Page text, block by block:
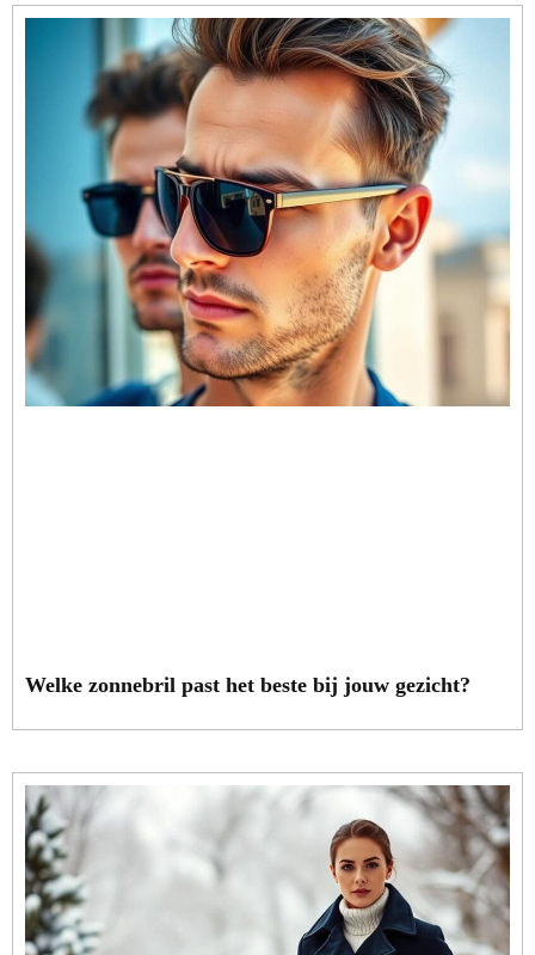
Welke zonnebril past het beste bij jouw gezicht?